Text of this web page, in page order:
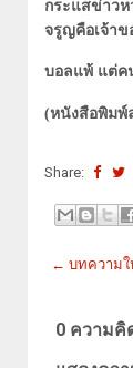
กระแสข่าวห
จรูญคือเจ้าข
บอลแพ้ แต่ค
(หนังสือพิมพ์
Share:
← บทความใ
0 ความคิ